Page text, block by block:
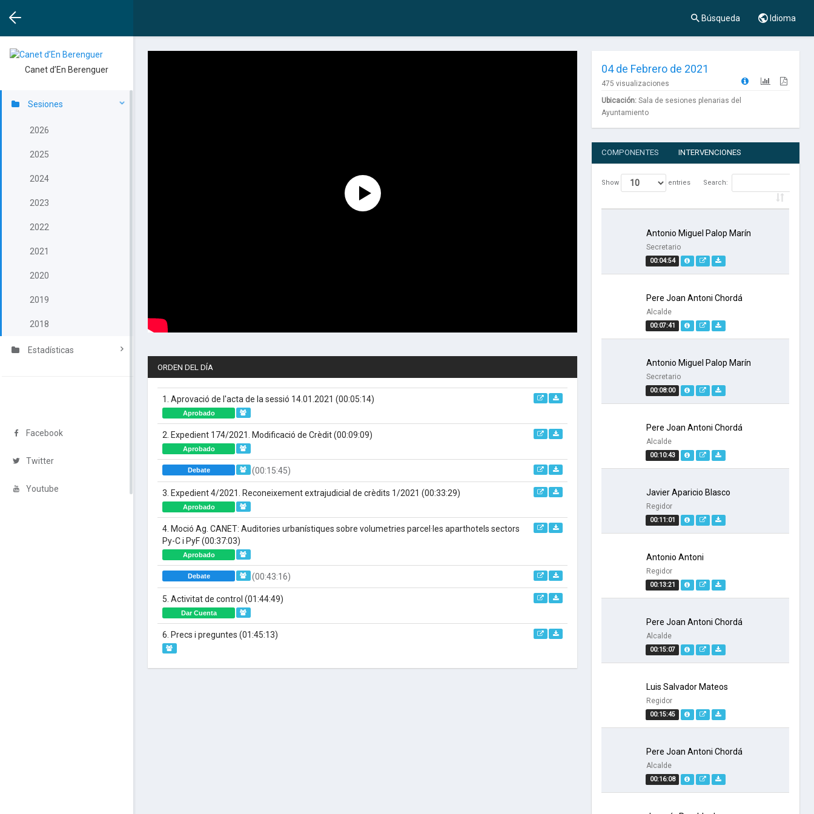
Búsqueda Idioma
Canet d’En Berenguer
Sesiones
2026
2025
2024
2023
2022
2021
2020
2019
2018
Estadísticas
Facebook
Twitter
Youtube
ORDEN DEL DÍA
1. Aprovació de l'acta de la sessió 14.01.2021 (00:05:14)
Aprobado
2. Expedient 174/2021. Modificació de Crèdit(00:09:09)
Aprobado
Debate (00:15:45)
3. Expedient 4/2021. Reconeixement extrajudicial de crèdits 1/2021 (00:33:29)
Aprobado
4. Moció Ag. CANET: Auditories urbanístiques sobre volumetries parcel·les aparthotels sectors
Py-C i PyF(00:37:03)
Aprobado
Debate (00:43:16)
5. Activitat de control (01:44:49)
Dar Cuenta
6. Precs i preguntes (01:45:13)
04 de Febrero de 2021
475 visualizaciones
Ubicación:Sala de sesiones plenarias del
Ayuntamiento
COMPONENTES INTERVENCIONES
Show entries Search:
00:04:54
Antonio Miguel Palop Marín
Secretario
00:07:41
Pere Joan Antoni Chordá
Alcalde
00:08:00
Antonio Miguel Palop Marín
Secretario
00:10:43
Pere Joan Antoni Chordá
Alcalde
00:11:01
Javier Aparicio Blasco
Regidor
00:13:21
Antonio Antoni
Regidor
00:15:07
Pere Joan Antoni Chordá
Alcalde
00:15:45
Luis Salvador Mateos
Regidor
00:16:08
Pere Joan Antoni Chordá
Alcalde